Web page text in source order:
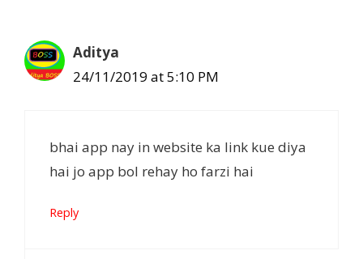
Aditya
24/11/2019 at 5:10 PM
bhai app nay in website ka link kue diya
hai jo app bol rehay ho farzi hai
Reply